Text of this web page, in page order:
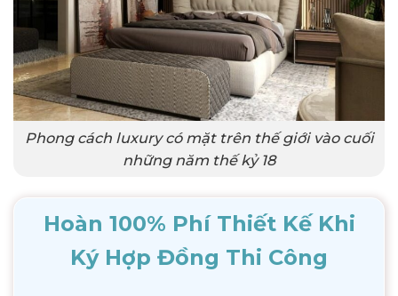
Phong cách luxury có mặt trên thế giới vào cuối
những năm thế kỷ 18
Hoàn 100% Phí Thiết Kế Khi
Ký Hợp Đồng Thi Công